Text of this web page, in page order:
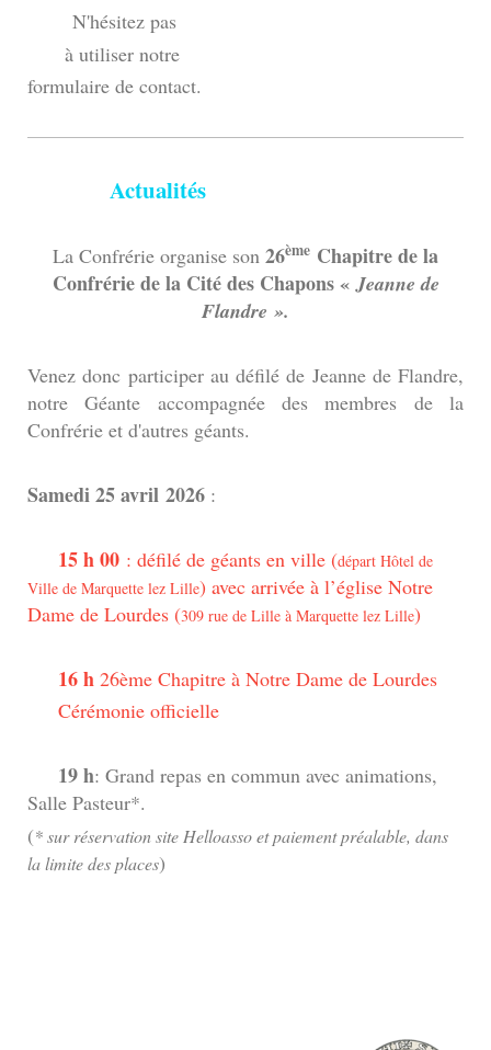
N'hésitez pas
à utiliser notre
formulaire de contact.
Actualités
La Confrérie organise son 26ème Chapitre de la
Confrérie de la Cité des Chapons «Jeanne de
Flandre ».
Venez donc participer au défilé de Jeanne de Flandre,
notre Géante accompagnée des membres de la
Confrérie et d'autres géants.
Samedi 25 avril 2026 :
15 h 00 : défilé de géants en ville (départ Hôtel de
Ville de Marquette lez Lille) avec arrivée à l’église Notre
Dame de Lourdes (309 rue de Lille à Marquette lez Lille)
16 h 26ème Chapitre à Notre Dame de Lourdes
Cérémonie officielle
19 h: Grand repas en commun avec animations,
Salle Pasteur*.
(* sur réservation site Helloasso et paiement préalable, dans
la limite des places)